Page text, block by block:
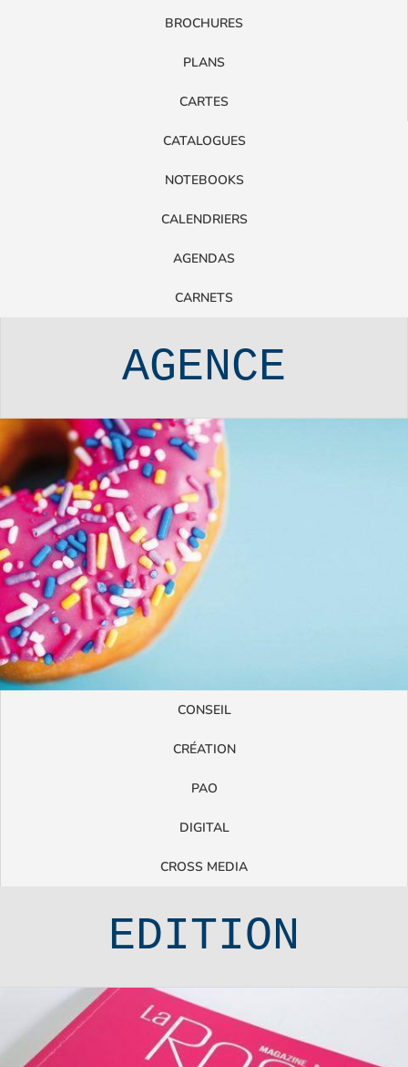
BROCHURES
PLANS
CARTES
CATALOGUES
NOTEBOOKS
CALENDRIERS
AGENDAS
CARNETS
AGENCE
CONSEIL
CRÉATION
PAO
DIGITAL
CROSS MEDIA
EDITION